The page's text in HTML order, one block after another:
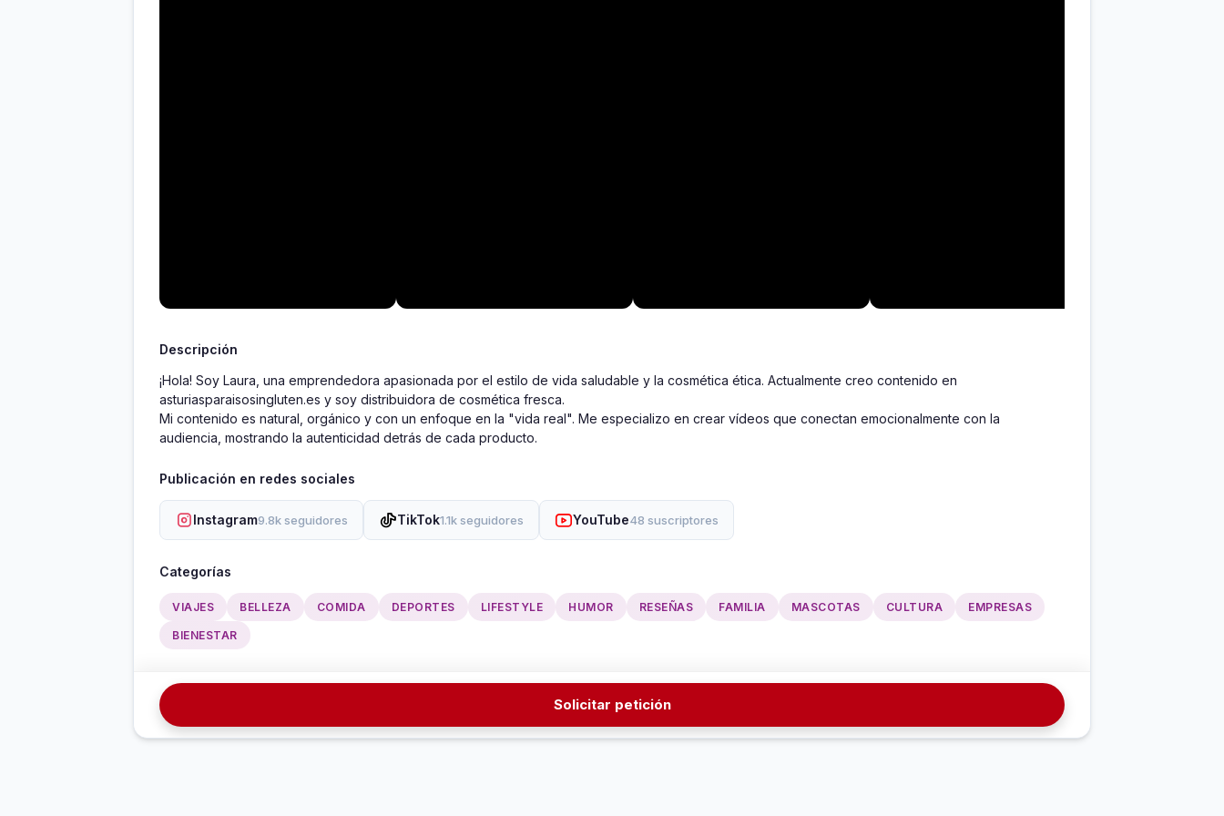
Descripción
¡Hola! Soy Laura, una emprendedora apasionada por el estilo de vida saludable y la cosmética ética. Actualmente creo contenido en
asturiasparaisosingluten.es y soy distribuidora de cosmética fresca.
Mi contenido es natural, orgánico y con un enfoque en la "vida real". Me especializo en crear vídeos que conectan emocionalmente con la
audiencia, mostrando la autenticidad detrás de cada producto.
Publicación en redes sociales
Instagram9.8k seguidores TikTok1.1k seguidores YouTube48 suscriptores
Categorías
VIAJES BELLEZA COMIDA DEPORTES LIFESTYLE HUMOR RESEÑAS FAMILIA MASCOTAS CULTURA EMPRESAS
BIENESTAR
Solicitar petición